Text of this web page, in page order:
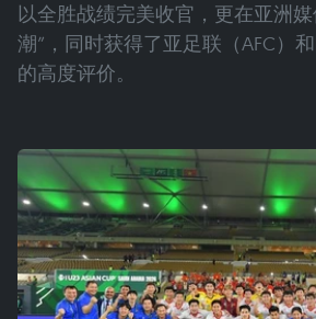
以全胜战绩完美收官，更在亚洲
潮”，同时获得了亚足联（AFC）和
的高度评价。